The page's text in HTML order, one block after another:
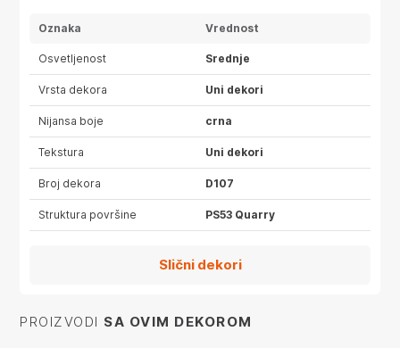
Oznaka Vrednost
Osvetljenost Srednje
Vrsta dekora Uni dekori
Nijansa boje crna
Tekstura Uni dekori
Broj dekora D107
Struktura površine PS53 Quarry
Slični dekori
PROIZVODI SA OVIM DEKOROM